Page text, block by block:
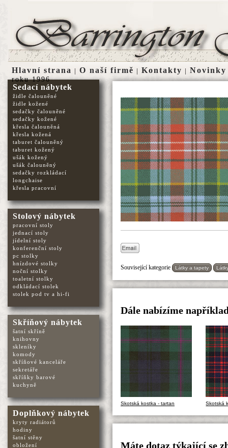
Související kategorie Látky a tapety
Dále nabízíme
Skotská kostka - tartan Skotská
Máte dotaz týkající se
Sedací nábytek
židle čalouněné
židle kožené
sedačky čalouněné
sedačky kožené
křesla čalouněná
křesla kožená
taburet čalouněný
taburet kožený
ušák kožený
ušák čalouněný
sedačky rozkládací
longchaise
křesla pracovní
Stolový nábytek
pracovní stoly
jednací stoly
jídelní stoly
konferenční stoly
pc stolky
hnízdové stolky
noční stolky
toaletní stolky
odkládací stolek
stolek pod tv a hi-fi
Skříňový nábytek
šatní skříně
knihovny
skleníky
komody
skříňové kanceláře
sekretáře
skříňky barové
kuchyně
Doplňkový nábytek
kryty radiátorů
hodiny
šatní stěny
obložení
Hlavní strana | O naší firmě | Kontakty | Novinky
roku 1996